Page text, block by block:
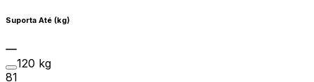
Suporta Até (kg)
120 kg
81